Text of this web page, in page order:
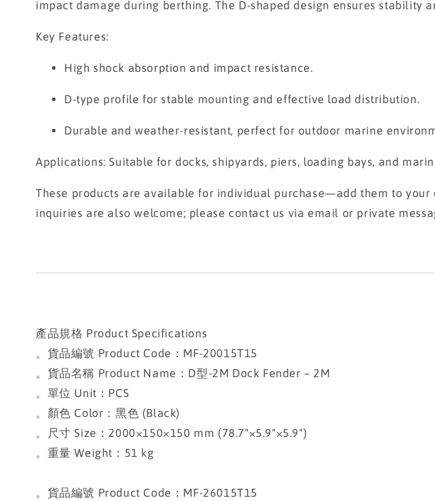
impact damage during berthing. The D-shaped design ensures
Key Features:
High shock absorption and impact resistance.
D-type profile for stable mounting and effective load distribution.
Durable and weather-resistant, perfect for outdoor marine
Applications: Suitable for docks, shipyards, piers, loading bays, and
These products are available for individual purchase—add them to
inquiries are also welcome; please contact us via email or private
產品規格 Product Specifications
。貨品編號 Product Code：MF-20015T15
。貨品名稱 Product Name：D型-2M Dock Fender – 2M
。單位 Unit：PCS
。顏色 Color：黑色 (Black)
。尺寸 Size：2000×150×150 mm (78.7"×5.9"×5.9")
。重量 Weight：51 kg
。貨品編號 Product Code：MF-26015T15